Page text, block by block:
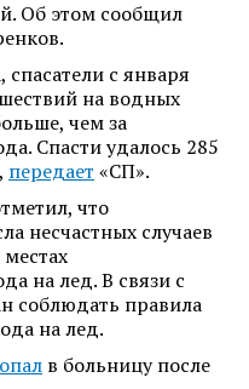
Об этом сообщил
с января
на водных
чем за
Спасти удалось 285
передает «СП».
что
несчастных случаев
на лед. В связи с
соблюдать правила
на лед.
в больницу после